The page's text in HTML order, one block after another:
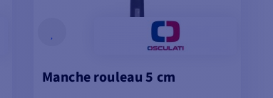
Manche rouleau 5 cm